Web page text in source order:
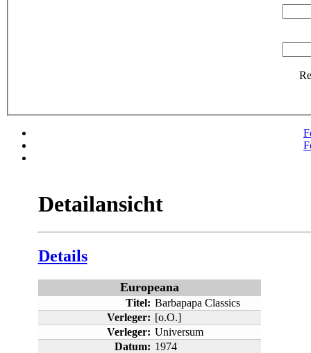
Detailansicht
Details
Europeana
Titel: Barbapapa Classics
Verleger: [o.O.]
Verleger: Universum
Datum: 1974